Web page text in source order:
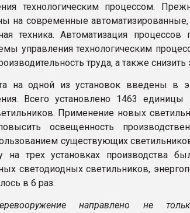
технологическим процессом.
на современные
техника. Автоматизация процессов
управления технологическим
труда, а также снизить
на одной из установок введены в
Всего установлено 1463
Применение новых
освещенность
существующих
трех установках производства
светодиодных светильников,
в 6 раз.
направлено не